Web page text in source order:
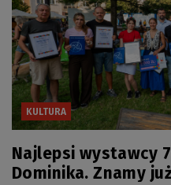
KULTURA
Najlepsi wystawcy
Dominika. Znamy